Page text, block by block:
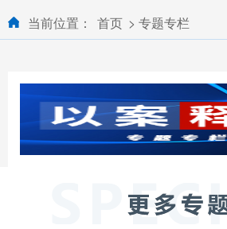
当前位置： 首页 > 专题专栏
浏览专题